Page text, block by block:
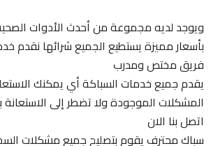
ويوجد لديه مجموعة من أحدث الأدوات الصحية
بأسعار مميزة يستطيع الجميع شرائها نقدم خدمة
فريق مختص ومدرب
يقدم جميع خدمات السباكة أي يمكنك
المشكلات الموجودة ولا تضطر إلى الاستعانة
اتصل بنا الان
سباك محترف يقوم بتصليح جميع مشكلات